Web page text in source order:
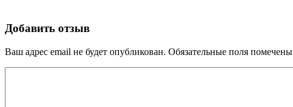
Добавить отзыв
Ваш адрес email не будет опубликован. Обязательные поля помечены